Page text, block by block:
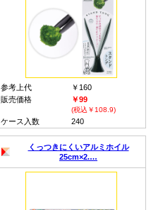
参考上代
￥160
販売価格
￥99
(税込￥108.9)
ケース入数 240
くっつきにくいアルミホイル
25cm×2.…